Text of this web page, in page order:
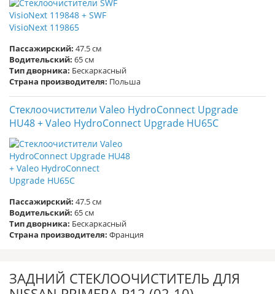
Пассажирский: 47.5 см
Водительский: 65 см
Тип дворника: Бескаркасный
Страна производителя: Польша
Стеклоочистители Valeo HydroConnect Upgrade
HU48 + Valeo HydroConnect Upgrade HU65C
Пассажирский: 47.5 см
Водительский: 65 см
Тип дворника: Бескаркасный
Страна производителя: Франция
ЗАДНИЙ СТЕКЛООЧИСТИТЕЛЬ ДЛЯ